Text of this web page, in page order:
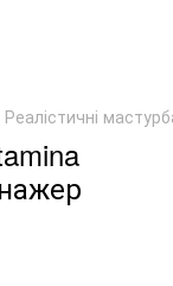
Реалістичні